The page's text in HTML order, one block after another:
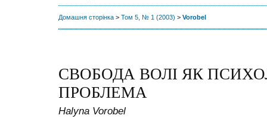
Домашня сторінка > Том 5, № 1 (2003) > Vorobel
СВОБОДА ВОЛІ ЯК
ПРОБЛЕМА
Halyna Vorobel